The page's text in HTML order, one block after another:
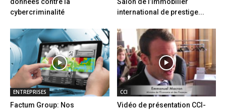
cybercriminalité
international de prestige...
ENTREPRISES
Factum Group: Nos
CCI
Vidéo de présentation CCI-